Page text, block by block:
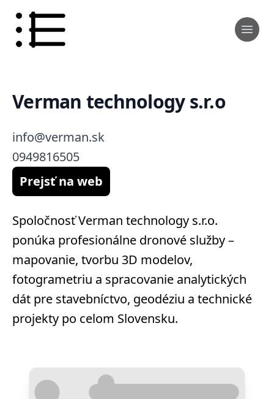
Verman technology s.r.o
info@verman.sk
0949816505
Prejsť na web
Spoločnosť Verman technology s.r.o.
ponúka profesionálne dronové služby –
mapovanie, tvorbu 3D modelov,
fotogrametriu a spracovanie analytických
dát pre stavebníctvo, geodéziu a technické
projekty po celom Slovensku.